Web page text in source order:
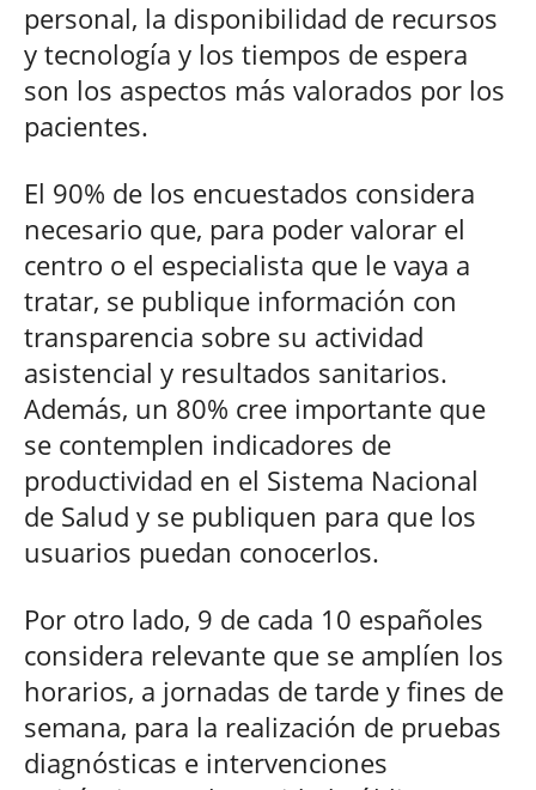
personal, la disponibilidad de recursos
y tecnología y los tiempos de espera
son los aspectos más valorados por los
pacientes.
El 90% de los encuestados considera
necesario que, para poder valorar el
centro o el especialista que le vaya a
tratar, se publique información con
transparencia sobre su actividad
asistencial y resultados sanitarios.
Además, un 80% cree importante que
se contemplen indicadores de
productividad en el Sistema Nacional
de Salud y se publiquen para que los
usuarios puedan conocerlos.
Por otro lado, 9 de cada 10 españoles
considera relevante que se amplíen los
horarios, a jornadas de tarde y fines de
semana, para la realización de pruebas
diagnósticas e intervenciones